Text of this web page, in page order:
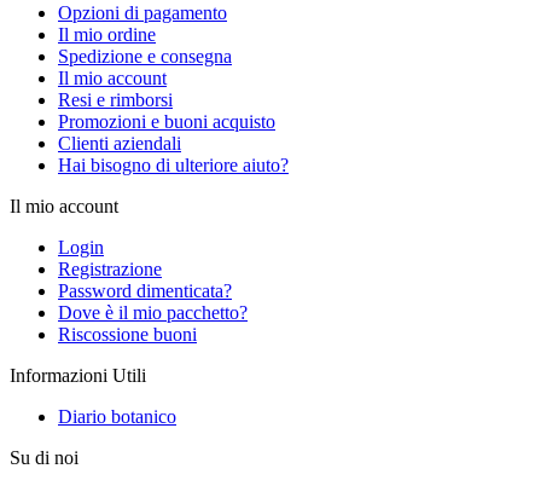
Opzioni di pagamento
Il mio ordine
Spedizione e consegna
Il mio account
Resi e rimborsi
Promozioni e buoni acquisto
Clienti aziendali
Hai bisogno di ulteriore aiuto?
Il mio account
Login
Registrazione
Password dimenticata?
Dove è il mio pacchetto?
Riscossione buoni
Informazioni Utili
Diario botanico
Su di noi